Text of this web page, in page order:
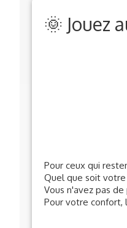
🌞 Jouez
Pour ceux qui
Quel que soit
Vous n'avez pas
Pour votre confort,